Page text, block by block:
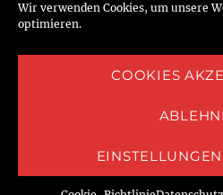
Wir verwenden Cookies, um unsere
optimieren.
COOKIES
Kontakt
Datenschutzerklärung
Datenschutzerklärung
Mit